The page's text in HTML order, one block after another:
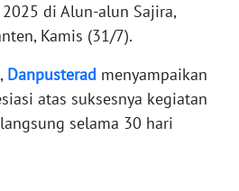
di Alun-alun Sajira,
Kamis (31/7).
Danpusterad menyampaikan
atas suksesnya kegiatan
selama 30 hari